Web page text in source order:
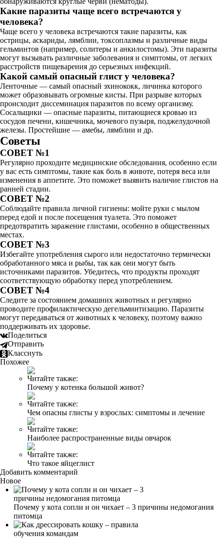
Какие паразиты чаще всего встречаются у
человека?
Чаще всего у человека встречаются такие паразиты, как
острицы, аскариды, лямблии, токсоплазмы и различные виды
гельминтов (например, солитеры и анкилостомы). Эти паразиты
могут вызывать различные заболевания и симптомы, от легких
расстройств пищеварения до серьезных инфекций.
Какой самый опасный глист у человека?
Ленточные — самый опасный эхинококк, личинка которого
может образовывать огромные кисты. При разрыве которых
происходит диссеминация паразитов по всему организму.
Сосальщики — опасные паразиты, питающиеся кровью из
сосудов печени, кишечника, мочевого пузыря, поджелудочной
железы. Простейшие — амебы, лямблии и др.
Советы
СОВЕТ №1
Регулярно проходите медицинские обследования, особенно если
у вас есть симптомы, такие как боль в животе, потеря веса или
изменения в аппетите. Это поможет выявить наличие глистов на
ранней стадии.
СОВЕТ №2
Соблюдайте правила личной гигиены: мойте руки с мылом
перед едой и после посещения туалета. Это поможет
предотвратить заражение глистами, особенно в общественных
местах.
СОВЕТ №3
Избегайте употребления сырого или недостаточно термически
обработанного мяса и рыбы, так как они могут быть
источниками паразитов. Убедитесь, что продукты проходят
соответствующую обработку перед употреблением.
СОВЕТ №4
Следите за состоянием домашних животных и регулярно
проводите профилактическую дегельминтизацию. Паразиты
могут передаваться от животных к человеку, поэтому важно
поддерживать их здоровье.
Поделиться
Отправить
Класснуть
Похожее
Читайте также:
Почему у котенка большой живот?
Читайте также:
Чем опасны глисты у взрослых: симптомы и лечение
Читайте также:
Наиболее распространенные виды овчарок
Читайте также:
Что такое яйцеглист
Добавить комментарий
Новое
Почему у кота сопли и он чихает – 3 причины недомогания
питомца